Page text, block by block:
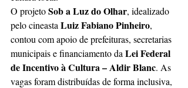
O projeto Sob a Luz do Olhar, idealizado
pelo cineasta Luiz Fabiano Pinheiro,
contou com apoio de prefeituras, secretarias
municipais e financiamento da Lei Federal
de Incentivo à Cultura – Aldir Blanc. As
vagas foram distribuídas de forma inclusiva,